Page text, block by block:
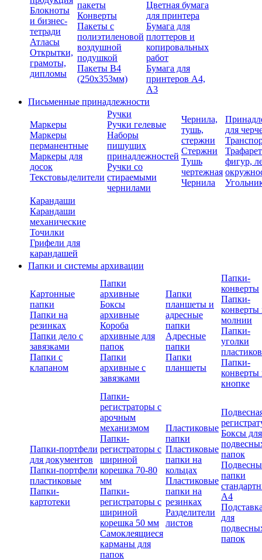
Блокноты
и бизнес-
тетради
Атласы
Открытки,
грамоты,
дипломы
пакеты
Конверты
Пакеты с
полиэтиленовой
воздушной
подушкой
Пакеты В4
(250х353мм)
Цветная бумага
для принтера
Бумага для
плоттеров и
копировальных
работ
Бумага для
принтеров А4,
А3
Письменные принадлежности
Маркеры
Маркеры
перманентные
Маркеры для
досок
Текстовыделители
Ручки
Ручки гелевые
Наборы
пишущих
принадлежностей
Ручки со
стираемыми
чернилами
Чернила,
тушь,
стержни
Стержни
Тушь
чертежная
Чернила
для
фигур,
Карандаши
Карандаши
механические
Точилки
Грифели для
карандашей
Папки и системы архивации
Картонные
папки
Папки на
резинках
Папки дело с
завязками
Папки с
клапаном
Папки
архивные
Боксы
архивные
Короба
архивные для
папок
Папки
архивные с
завязками
Папки
планшеты и
адресные
папки
Адресные
папки
Папки
планшеты
Папки-
конверты
Папки-
конверты
молнии
Папки-
уголки
Папки-
конверты
кнопке
Папки-портфели
для документов
Папки-портфели
пластиковые
Папки-
картотеки
Папки-
регистраторы с
арочным
механизмом
Папки-
регистраторы с
шириной
корешка 70-80
мм
Папки-
регистраторы с
шириной
корешка 50 мм
Самоклеящиеся
карманы для
папок
Пластиковые
папки
Пластиковые
папки на
кольцах
Пластиковые
папки на
резинках
Разделители
листов
Боксы для
папок
папки
А4
для
папок